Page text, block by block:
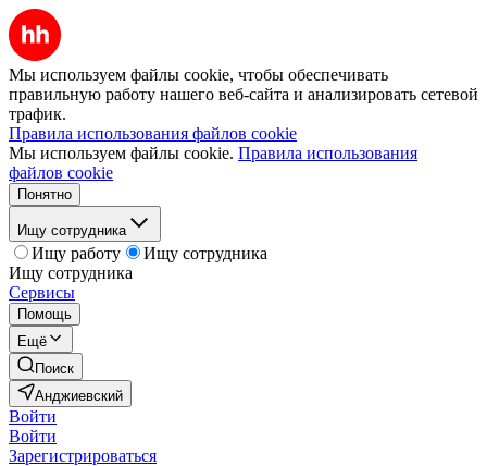
Мы используем файлы cookie, чтобы обеспечивать
правильную работу нашего веб-сайта и анализировать сетевой
трафик.
Правила использования файлов cookie
Мы используем файлы cookie. Правила использования
файлов cookie
Понятно
Ищу сотрудника
Ищу работу
Ищу сотрудника
Ищу сотрудника
Сервисы
Помощь
Ещё
Поиск
Анджиевский
Войти
Войти
Зарегистрироваться